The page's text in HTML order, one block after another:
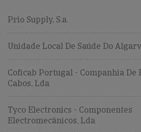
Prio Supply, S.a.
Unidade Local De Saúde Do
Coficab Portugal - Companhia De
Cabos, Lda
Tyco Electronics - Componentes
Electromecânicos, Lda